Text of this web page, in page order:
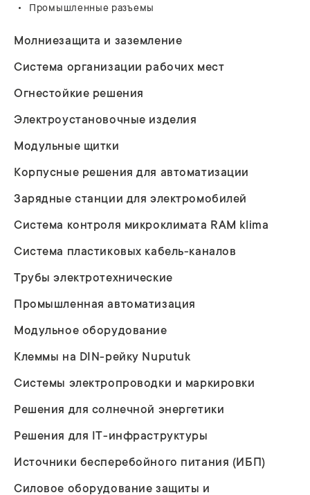
Промышленные разъемы
Молниезащита и заземление
Система организации рабочих мест
Огнестойкие решения
Электроустановочные изделия
Модульные щитки
Корпусные решения для автоматизации
Зарядные станции для электромобилей
Система контроля микроклимата RAM klima
Система пластиковых кабель-каналов
Трубы электротехнические
Промышленная автоматизация
Модульное оборудование
Клеммы на DIN-рейку Nuputuk
Системы электропроводки и маркировки
Решения для солнечной энергетики
Решения для IT-инфраструктуры
Источники бесперебойного питания (ИБП)
Силовое оборудование защиты и